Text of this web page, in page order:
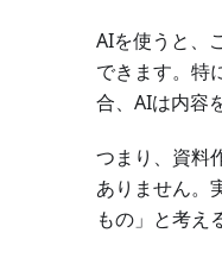
AIを使うと、
できます。特
合、AIは内容
つまり、資料
ありません。
もの」と考え